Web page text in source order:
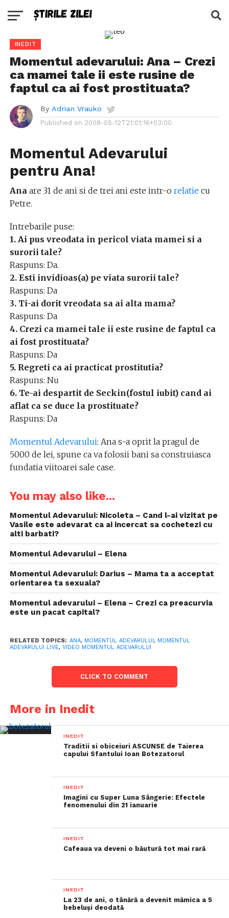
INEDIT
Momentul adevarului: Ana – Crezi
ca mamei tale ii este rusine de
faptul ca ai fost prostituata?
By Adrian Vrauko
Published on 2008-05-12T21:01:16+03:00
Momentul Adevarului
pentru Ana!
Ana are 31 de ani si de trei ani este intr-o relatiecu
Petre.
Intrebarile puse:
1. Ai pus vreodata in pericol viata mamei si a
surorii tale?
Raspuns: Da.
2. Esti invidioas(a) pe viata surorii tale?
Raspuns: Da
3. Ti-ai dorit vreodata sa ai alta mama?
Raspuns: Da
4. Crezi ca mamei tale ii este rusine de faptul ca
ai fost prostituata?
Raspuns: Da
5. Regreti ca ai practicat prostitutia?
Raspuns: Nu
6. Te-ai despartit de Seckin(fostul iubit) cand ai
aflat ca se duce la prostituate?
Raspuns: Da
Momentul Adevarului: Ana s-a oprit la pragul de
5000 de lei, spune ca va folosii bani sa construiasca
fundatia viitoarei sale case.
You may also like...
Momentul Adevarului: Nicoleta – Cand l-ai vizitat pe
Vasile este adevarat ca ai incercat sa cochetezi cu
alti barbati?
Momentul Adevarului – Elena
Momentul Adevarului: Darius – Mama ta a acceptat
orientarea ta sexuala?
Momentul adevarului – Elena – Crezi ca preacurvia
este un pacat capital?
RELATED TOPICS: ANA, MOMENTUL ADEVARULUI, MOMENTUL
ADEVARULUI LIVE, VIDEO MOMENTUL ADEVARULUI
CLICK TO COMMENT
More in Inedit
INEDIT
Traditii si obiceiuri ASCUNSE de Taierea
capului Sfantului Ioan Botezatorul
INEDIT
Imagini cu Super Luna Sângerie: Efectele
fenomenului din 21 ianuarie
INEDIT
Cafeaua va deveni o băutură tot mai rară
INEDIT
La 23 de ani, o tânără a devenit mămica a 5
bebeluși deodată